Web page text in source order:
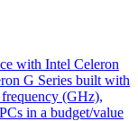
with Intel Celeron
G Series built with
(GHz),
in a budget/value